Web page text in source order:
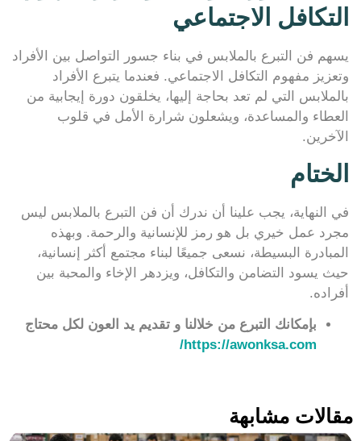
التكافل الاجتماعي
يسهم فن التبرع بالملابس في بناء جسور التواصل بين الأفراد
وتعزيز مفهوم التكافل الاجتماعي. فعندما يتبرع الأفراد
بالملابس التي لم تعد بحاجة إليها، يخلقون دورة إيجابية من
العطاء والمساعدة، ويشعلون شرارة الأمل في قلوب
الآخرين.
الختام
في النهاية، يجب علينا أن ندرك أن فن التبرع بالملابس ليس
مجرد عمل خيري بل هو رمز للإنسانية والرحمة. وبهذه
المبادرة البسيطة، نسعى جميعًا لبناء مجتمع أكثر إنسانية،
حيث يسود التضامن والتكافل، ويزدهر الإخاء والمحبة بين
أفراده.
بإمكانك التبرع من خلالنا و تقديم يد العون لكل محتاج
https://awonksa.com/
مقالات مشابهة